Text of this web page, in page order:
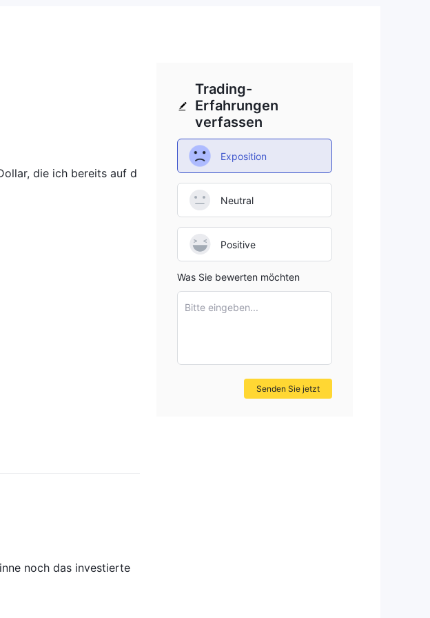
die ich bereits auf d
noch das investierte
Trading-
Erfahrungen
verfassen
Exposition
Neutral
Positive
Was Sie bewerten möchten
Bitte eingeben...
Senden Sie jetzt